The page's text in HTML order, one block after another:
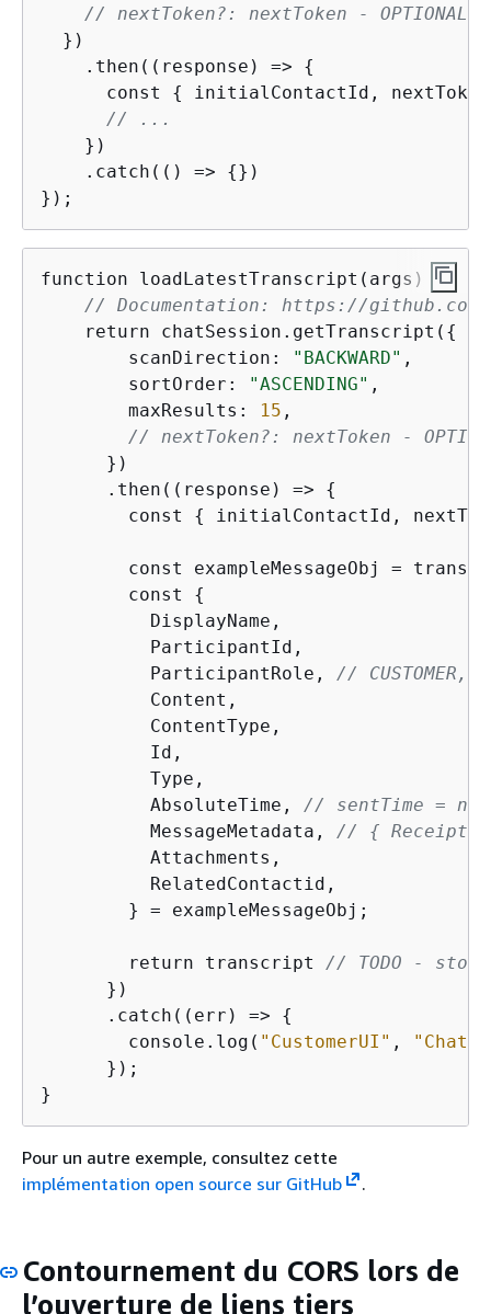
// nextToken?: nextToken -
  })
    .then((response) =>
{
      const
{
initialContactId,
// ...
    })
    .catch(() =>
{})
});
function loadLatestTranscript(args) {
// Documentation: https://github.com/
    return chatSession.getTranscript(
{
        scanDirection:
"BACKWARD" ,
        sortOrder:
"ASCENDING" ,
        maxResults:
15 ,
// nextToken?: nextToken -
      })
      .then((response) =>
{
        const
{ initialContactId,
const exampleMessageObj =
        const
{
          DisplayName,
          ParticipantId,
          ParticipantRole,
// CUSTOMER,
          Content,
          ContentType,
          Id,
          Type,
          AbsoluteTime,
// sentTime =
          MessageMetadata,
// {
          Attachments,
          RelatedContactid,
        } = exampleMessageObj;
        return transcript
// TODO -
      })
      .catch((err) =>
{
        console.log(
"CustomerUI" ,
      });
}
Pour un autre exemple, consultez cette
implémentation open source sur GitHub
.
Contournement du CORS lors de
l’ouverture de liens tiers